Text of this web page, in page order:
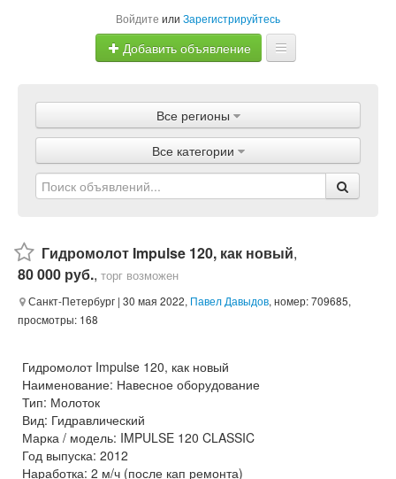
Войдите или Зарегистрируйтесь
Добавить объявление
Объявления
Магазины
Услуги
Все регионы
Все категории
Гидромолот Impulse 120, как новый,
80 000 руб., торг возможен
Санкт-Петербург | 30 мая 2022, Павел Давыдов, номер: 709685,
просмотры: 168
Гидромолот Impulse 120, как новый
Наименование: Навесное оборудование
Тип: Молоток
Вид: Гидравлический
Марка / модель: IMPULSE 120 CLASSIC
Год выпуска: 2012
Наработка: 2 м/ч (после кап ремонта)